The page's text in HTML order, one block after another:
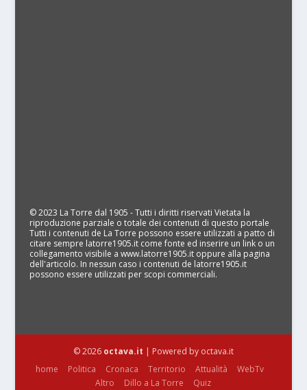
© 2023 La Torre dal 1905 - Tutti i diritti riservati Vietata la
riproduzione parziale o totale dei contenuti di questo portale
Tutti i contenuti de La Torre possono essere utilizzati a patto di
citare sempre latorre1905.it come fonte ed inserire un link o un
collegamento visibile a www.latorre1905.it oppure alla pagina
dell'articolo. In nessun caso i contenuti de latorre1905.it
possono essere utilizzati per scopi commerciali.
© 2026 octava.it | Powered by octava.it
home
Politica Cronaca Territorio Attualità
WebTv
Altro
Dillo a La Torre Quiz